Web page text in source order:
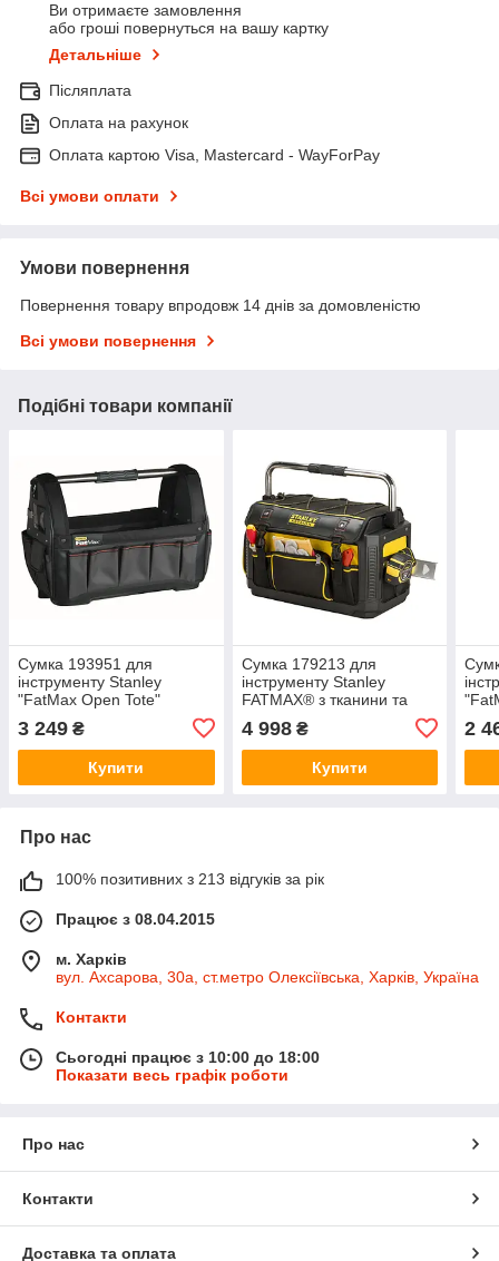
Ви отримаєте замовлення
або гроші повернуться на вашу картку
Детальніше
Післяплата
Оплата на рахунок
Оплата картою Visa, Mastercard - WayForPay
Всі умови оплати
Умови повернення
Повернення товару впродовж 14 днів за домовленістю
Всі умови повернення
Подібні товари компанії
Сумка 193951 для
інструменту Stanley
"FatMax Open Tote"
3 249 ₴
Купити
Сумка 179213 для
інструменту Stanley
FATMAX® з тканини та
4 998₴
Купити
2
Про нас
100% позитивних з 213 відгуків за рік
Працює з 08.04.2015
м. Харків
вул. Ахсарова, 30а, ст.метро Олексіївська, Харків, Україна
Контакти
Сьогодні працює з 10:00 до 18:00
Показати весь графік роботи
Про нас
Контакти
Доставка та оплата